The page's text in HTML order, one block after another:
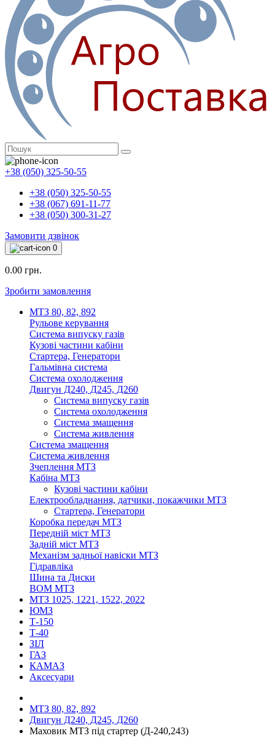
+38 (050) 325-50-55
+38 (050) 325-50-55
+38 (067) 691-11-77
+38 (050) 300-31-27
Замовити дзвінок
0
0.00 грн.
Зробити замовлення
МТЗ 80, 82, 892
Рульове керування
Система випуску газів
Кузові частини кабіни
Стартера, Генератори
Гальмівна система
Система охолодження
Двигун Д240, Д245, Д260
Система випуску газів
Система охолодження
Система змащення
Система живлення
Система змащення
Система живлення
Зчеплення МТЗ
Кабіна МТЗ
Кузові частини кабіни
Електрообладнання, датчики, покажчики МТЗ
Стартера, Генератори
Коробка передач МТЗ
Передній міст МТЗ
Задній міст МТЗ
Механізм задньої навіски МТЗ
Гідравліка
Шина та Диски
ВОМ МТЗ
МТЗ 1025, 1221, 1522, 2022
ЮМЗ
Т-150
Т-40
ЗІЛ
ГАЗ
КАМАЗ
Аксесуари
МТЗ 80, 82, 892
Двигун Д240, Д245, Д260
Маховик МТЗ під стартер (Д-240,243)